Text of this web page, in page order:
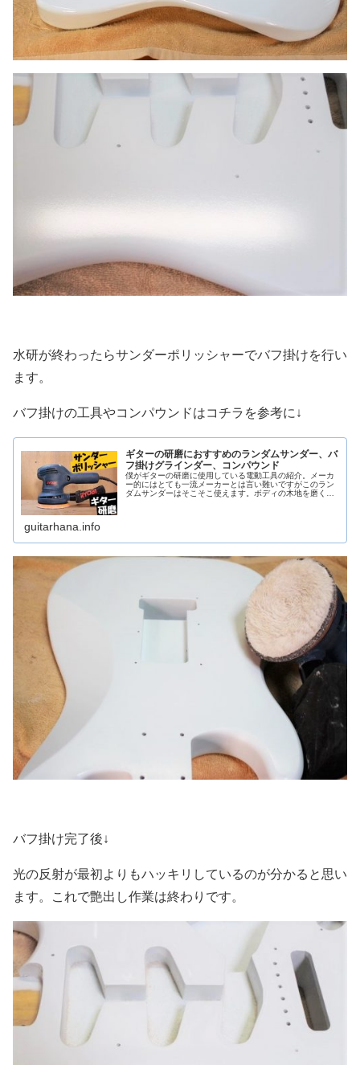
水研が終わったらサンダーポリッシャーでバフ掛けを行い
ます。
バフ掛けの工具やコンパウンドはコチラを参考に↓
ギターの研磨におすすめのランダムサンダー、バ
フ掛けグラインダー、コンパウンド
僕がギターの研磨に使用している電動工具の紹介。メーカ
ー的にはとても一流メーカーとは言い難いですがこのラン
ダムサンダーはそこそこ使えます。ボディの木地を磨くと
guitarhana.info
バフ掛け完了後↓
光の反射が最初よりもハッキリしているのが分かると思い
ます。これで艶出し作業は終わりです。